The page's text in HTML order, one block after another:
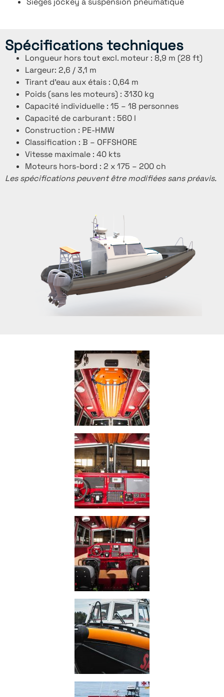
Spécifications techniques
Longueur hors tout excl. moteur : 8,9 m (28 ft)
Largeur: 2,6 / 3,1 m
Tirant d’eau aux étais : 0,64 m
Poids (sans les moteurs) : 3130 kg
Capacité individuelle : 15 – 18 personnes
Capacité de carburant : 560 l
Construction : PE-HMW
Classification : B – OFFSHORE
Vitesse maximale : 40 kts
Moteurs hors-bord : 2 x 175 – 200 ch
Les spécifications peuvent être modifiées sans préavis.